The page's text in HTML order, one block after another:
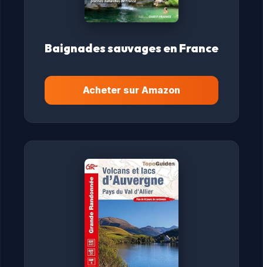
Baignades sauvages en France
Acheter sur Amazon